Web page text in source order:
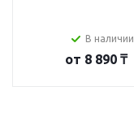
В наличии
от 8 890 ₸